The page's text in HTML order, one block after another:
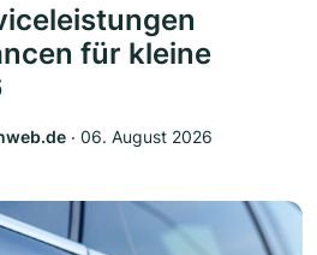
für kleine
‧ 06. August 2026